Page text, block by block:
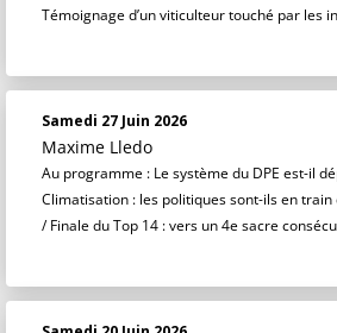
Témoignage d’un viticulteur touché par les
Samedi 27 Juin 2026
Maxime Lledo
Au programme : Le système du DPE est-il
Climatisation : les politiques sont-ils en
/ Finale du Top 14 : vers un 4e sacre